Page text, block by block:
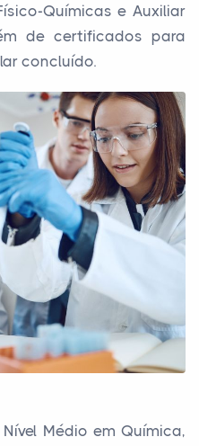
Químicas e Auxiliar
de certificados para
concluído.
Médio em Química,